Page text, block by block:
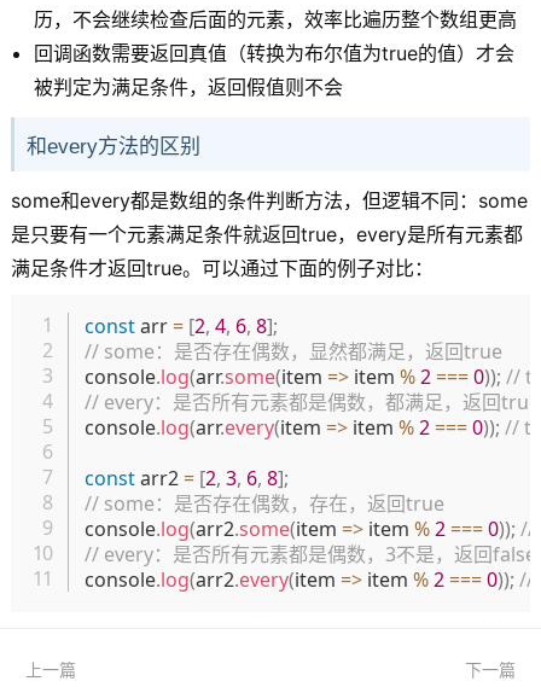
历，不会继续检查后面的元素，效率比遍历整个数组更高
回调函数需要返回真值（转换为布尔值为true的值）才会
被判定为满足条件，返回假值则不会
和every方法的区别
some和every都是数组的条件判断方法，但逻辑不同：some
是只要有一个元素满足条件就返回true，every是所有元素都
满足条件才返回true。可以通过下面的例子对比：
const arr = [2, 4, 6, 8];
// some：是否存在偶数，显然都满足，返回true
console.log(arr.some(item => item %2 ===0)); //
// every：是否所有元素都是偶数，都满足，返回true
console.log(arr.every(item => item %2 ===0)); //
const arr2 = [2, 3, 6, 8];
// some：是否存在偶数，存在，返回true
console.log(arr2.some(item => item %2 ===0)); //
// every：是否所有元素都是偶数，3不是，返回false
console.log(arr2.every(item => item %2 ===0)); //
上一篇
下一篇